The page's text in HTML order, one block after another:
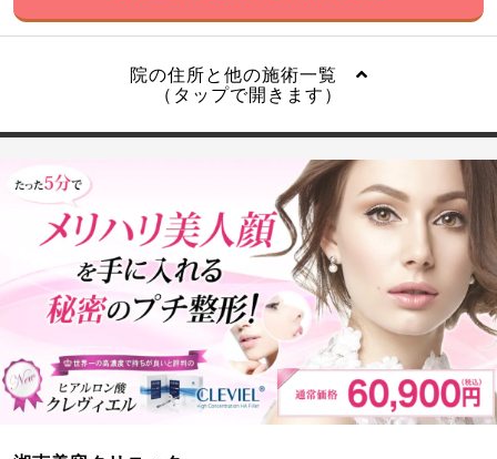
院の住所と他の施術一覧
（タップで開きます）